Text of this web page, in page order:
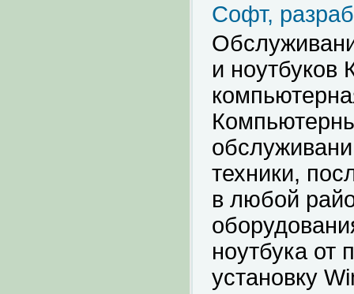
Софт,
и ноутбуков
техники,
в любой
ноутбука от
установку